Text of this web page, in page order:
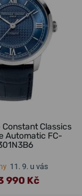
Constant Classics
Automatic FC-
11. 9. u vás
990 Kč